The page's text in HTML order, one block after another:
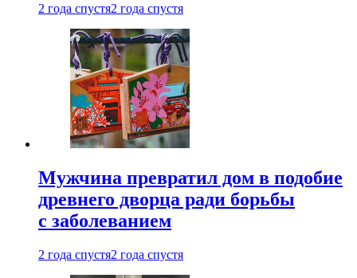
2 года спустя2 года спустя
Мужчина превратил дом в подобие
древнего дворца ради борьбы
с заболеванием
2 года спустя2 года спустя